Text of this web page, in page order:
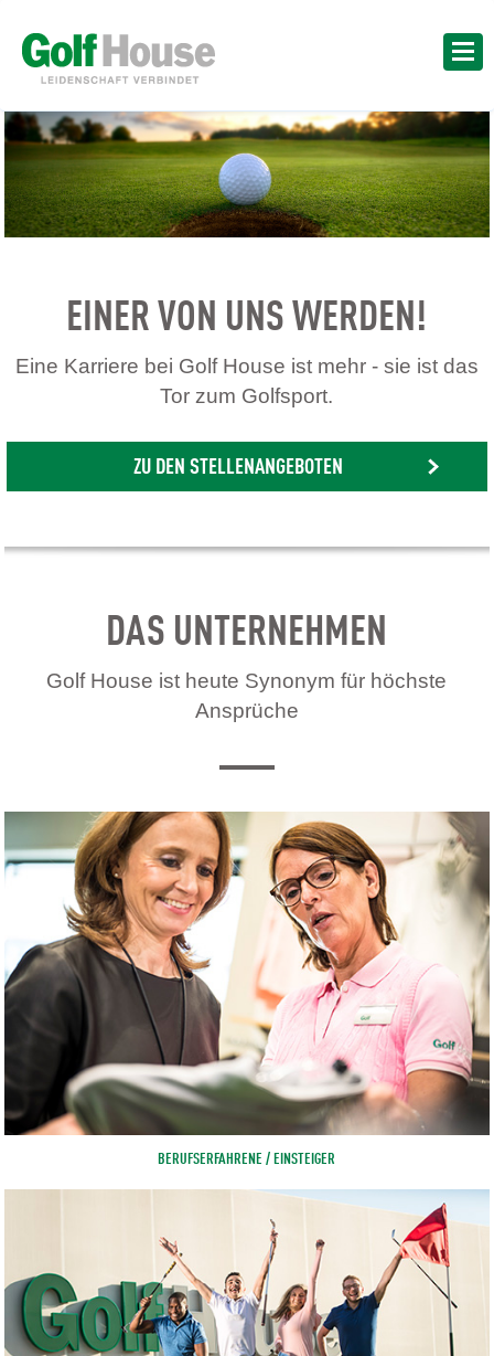
EINER VON UNS WERDEN!
Eine Karriere bei Golf House ist mehr - sie ist das
Tor zum Golfsport.
ZU DEN STELLENANGEBOTEN
DAS UNTERNEHMEN
Golf House ist heute Synonym für höchste
Ansprüche
BERUFSERFAHRENE / EINSTEIGER